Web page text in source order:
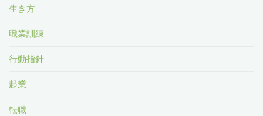
生き方
職業訓練
行動指針
起業
転職